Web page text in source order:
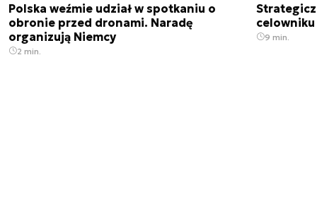
Polska weźmie udział w spotkaniu o
obronie przed dronami. Naradę
organizują Niemcy
2 min.
9 min.